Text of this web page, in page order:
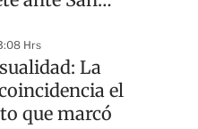
Hrs
La
el
que marcó